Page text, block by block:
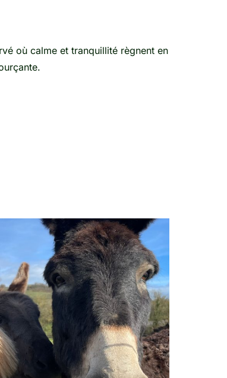
où calme et tranquillité règnent en